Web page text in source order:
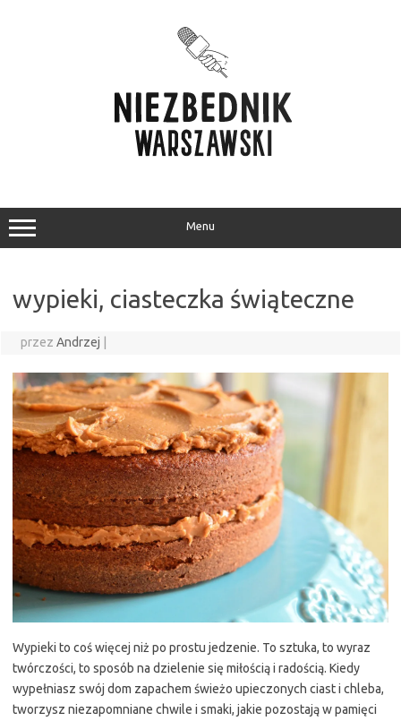
Menu
wypieki, ciasteczka świąteczne
przez Andrzej
Wypieki to coś więcej niż po prostu jedzenie. To sztuka, to wyraz
twórczości, to sposób na dzielenie się miłością i radością. Kiedy
wypełniasz swój dom zapachem świeżo upieczonych ciast i chleba,
tworzysz niezapomniane chwile i smaki, jakie pozostają w pamięci